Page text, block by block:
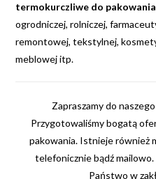
termokurczliwe do
ogrodniczej, rolniczej,
remontowej, tekstylnej,
meblowej itp.
Zapraszamy do naszego
Przygotowaliśmy bogatą
pakowania. Istnieje również
telefonicznie bądź
Państwo w